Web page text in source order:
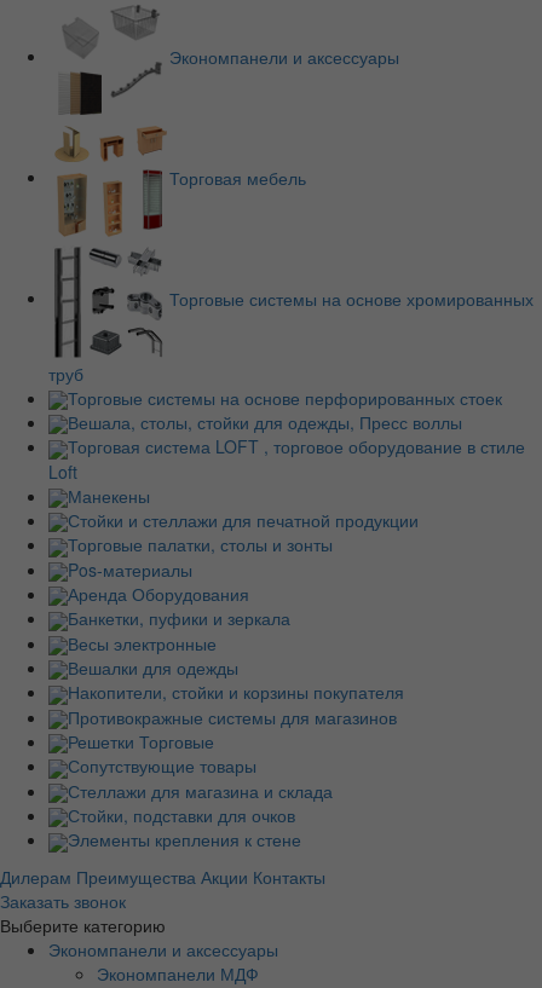
Экономпанели и аксессуары
Торговая мебель
Торговые системы на основе хромированных
труб
Торговые системы на основе перфорированных стоек
Вешала, столы, стойки для одежды, Пресс воллы
Торговая система LOFT , торговое оборудование в стиле
Loft
Манекены
Стойки и стеллажи для печатной продукции
Торговые палатки, столы и зонты
Pos-материалы
Аренда Оборудования
Банкетки, пуфики и зеркала
Весы электронные
Вешалки для одежды
Накопители, стойки и корзины покупателя
Противокражные системы для магазинов
Решетки Торговые
Сопутствующие товары
Стеллажи для магазина и склада
Стойки, подставки для очков
Элементы крепления к стене
Дилерам Преимущества Акции Контакты
Заказать звонок
Выберите категорию
Экономпанели и аксессуары
Экономпанели МДФ